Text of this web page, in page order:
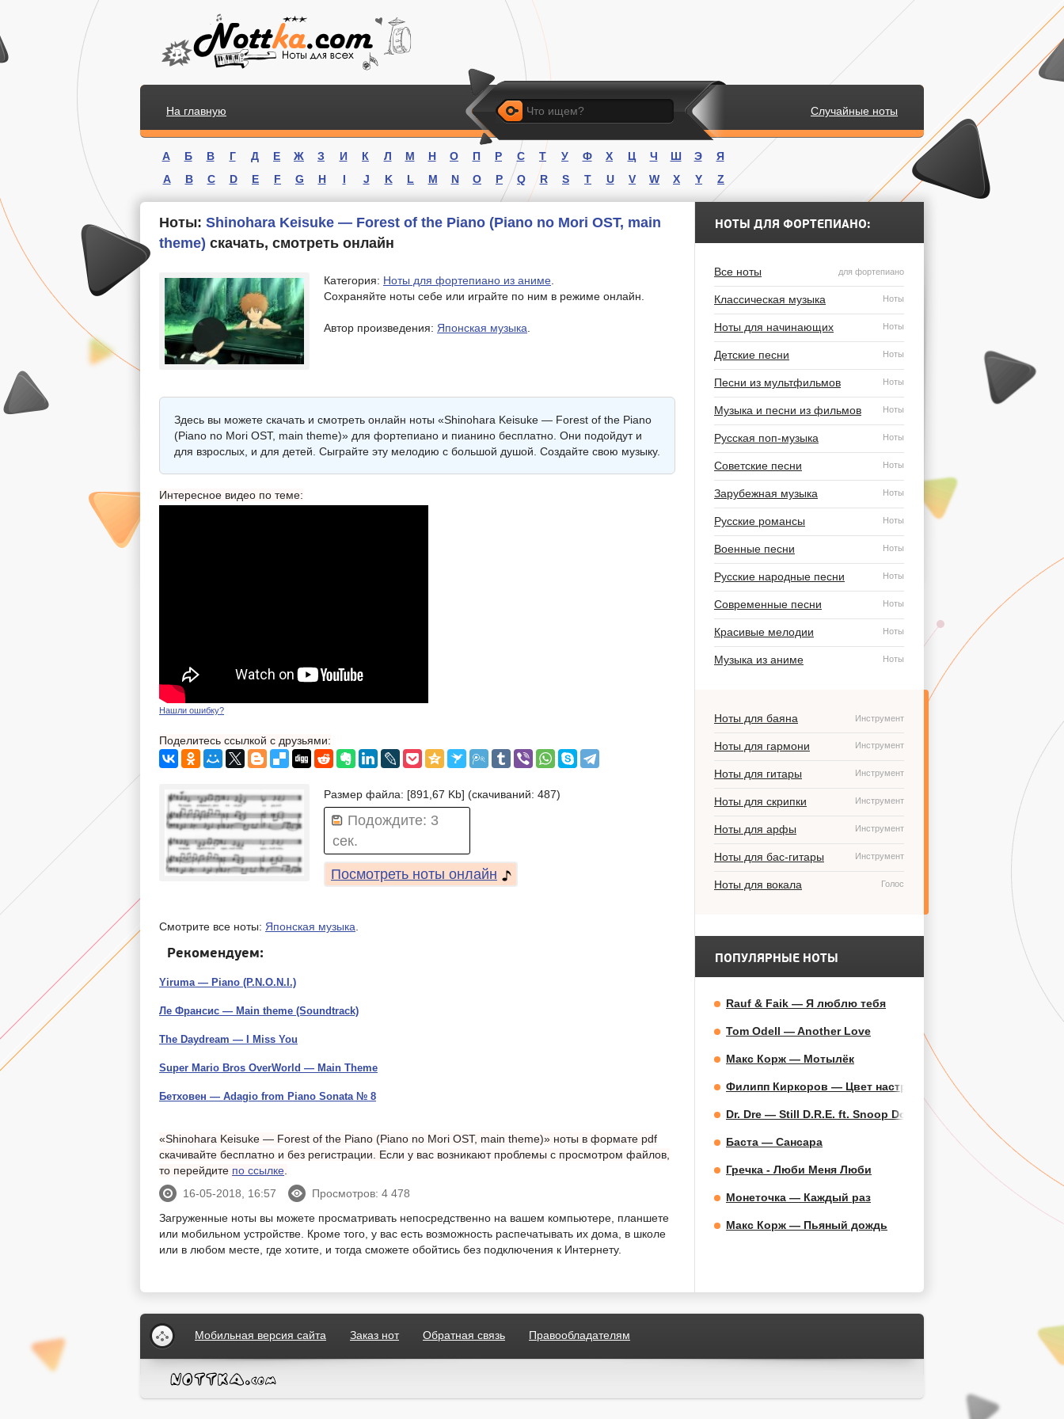
На главную Случайные ноты
Искать
.
А Б В Г Д Е Ж З И К Л М Н О П Р С Т У Ф Х Ц Ч Ш Э
Я
A
B C D E F G H I J K L M N O P Q R S T U V W X Y Z
Ноты: Shinohara Keisuke — Forest of the Piano (Piano no Mori OST, main
theme) скачать, смотреть онлайн
Категория: Ноты для фортепиано из аниме
Сохраняйте ноты себе или играйте по ним в режиме онлайн.
Автор произведения: Японская музыка
Здесь вы можете скачать и смотреть онлайн ноты «Shinohara Keisuke — Forest of the Piano
(Piano no Mori OST, main theme)» для фортепиано и пианино бесплатно. Они подойдут и
для взрослых, и для детей. Сыграйте эту мелодию с большой душой. Создайте свою музыку.
Интересное видео по теме:
Нашли ошибку?
Поделитесь ссылкой с друзьями:
Размер файла: [891,67 Kb] (cкачиваний: 487)
Подождите: 2
сек.
Посмотреть ноты онлайн
Смотрите все ноты: Японская музыка
Рекомендуем:
Yiruma — Piano (P.N.O.N.I.)
Ле Франсис — Main theme (Soundtrack)
The Daydream — I Miss You
Super Mario Bros OverWorld — Main Theme
Бетховен — Adagio from Piano Sonata № 8
«Shinohara Keisuke — Forest of the Piano (Piano no Mori OST, main theme)» ноты в формате pdf
скачивайте бесплатно и без регистрации. Если у вас возникают проблемы с просмотром файлов,
то перейдите по ссылке.
16-05-2018, 16:57
Просмотров: 4 478
Загруженные ноты вы можете просматривать непосредственно на вашем компьютере, планшете
или мобильном устройстве. Кроме того, у вас есть возможность распечатывать их дома, в школе
или в любом месте, где хотите, и тогда сможете обойтись без подключения к Интернету.
НОТЫ ДЛЯ ФОРТЕПИАНО:
Все ноты для фортепиано
Классическая музыка Ноты
Ноты для начинающих Ноты
Детские песни Ноты
Песни из мультфильмов Ноты
Музыка и песни из фильмов Ноты
Русская поп-музыка Ноты
Советские песни Ноты
Зарубежная музыка Ноты
Русские романсы Ноты
Военные песни Ноты
Русские народные песни Ноты
Современные песни Ноты
Красивые мелодии Ноты
Музыка из аниме Ноты
Ноты для баяна Инструмент
Ноты для гармони Инструмент
Ноты для гитары Инструмент
Ноты для скрипки Инструмент
Ноты для арфы Инструмент
Ноты для бас-гитары Инструмент
Ноты для вокала Голос
ПОПУЛЯРНЫЕ НОТЫ
Rauf & Faik — Я люблю тебя
Tom Odell — Another Love
Макс Корж — Мотылёк
Филипп Киркоров — Цвет настроения синий
Dr. Dre — Still D.R.E. ft. Snoop Dogg
Баста — Сансара
Гречка - Люби Меня Люби
Монеточка — Каждый раз
Макс Корж — Пьяный дождь
Мобильная версия сайта Заказ нот Обратная связь Правообладателям